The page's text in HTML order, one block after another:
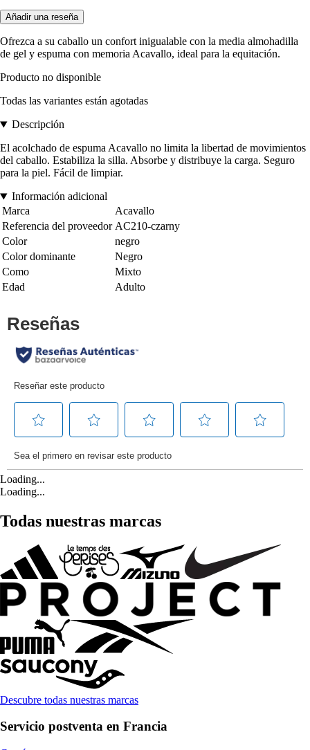
Añadir una reseña
Ofrezca a su caballo un confort inigualable con la media almohadilla
de gel y espuma con memoria Acavallo, ideal para la equitación.
Producto no disponible
Todas las variantes están agotadas
Descripción
El acolchado de espuma Acavallo no limita la libertad de movimientos
del caballo. Estabiliza la silla. Absorbe y distribuye la carga. Seguro
para la piel. Fácil de limpiar.
Información adicional
Marca
Acavallo
Referencia del proveedor AC210-czarny
Color
negro
Color dominante
Negro
Como
Mixto
Edad
Adulto
Loading...
Loading...
Todas nuestras marcas
Descubre todas nuestras marcas
Servicio postventa en Francia